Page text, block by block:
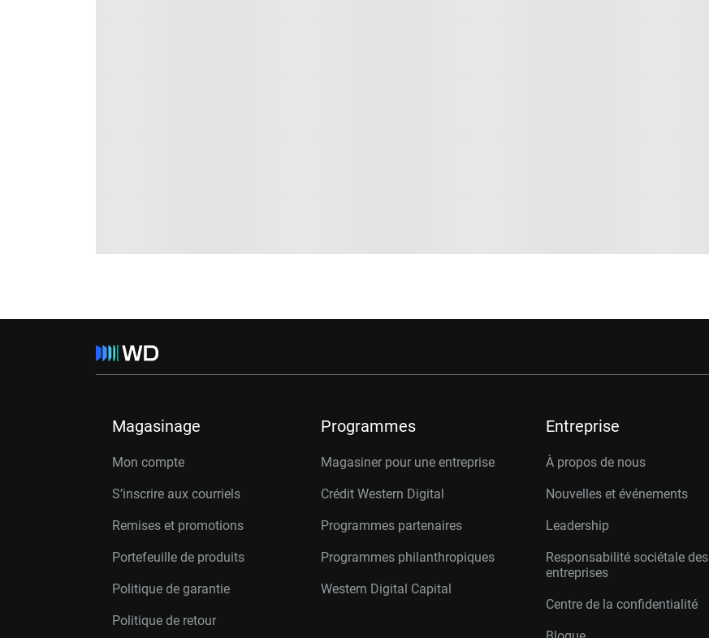
Magasinage
Mon compte
S’inscrire aux courriels
Remises et promotions
Portefeuille de produits
Politique de garantie
Politique de retour
Programmes
Magasiner pour une entreprise
Crédit Western Digital
Programmes partenaires
Programmes philanthropiques
Western Digital Capital
Entreprise
À propos de nous
Nouvelles et événements
Leadership
Responsabilité sociétale des
entreprises
Centre de la confidentialité